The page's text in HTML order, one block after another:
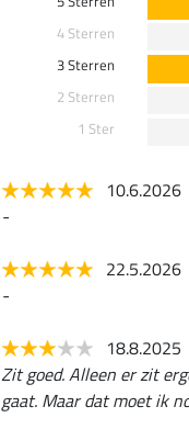
4 Sterren
3 Sterren
2 Sterren
1 Ster
10.6.2026
-
22.5.2026
-
18.8.2025
Zit goed. Alleen er zit
gaat. Maar dat moet ik